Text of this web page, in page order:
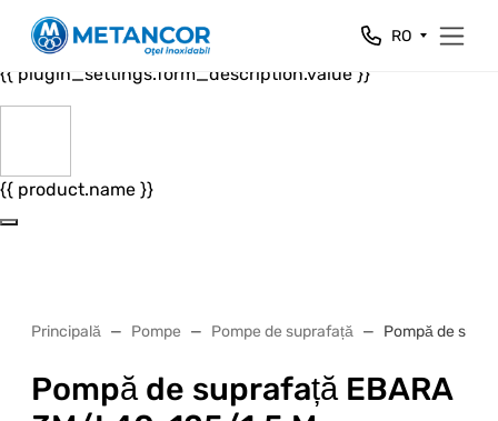
Close
{{ plugin_settings.form_header.value }}
{{ plugin_settings.form_description.value }}
{{ product.name }}
RO
Principală Pompe Pompe de suprafață Pompă de
Pompă de suprafață EBARA